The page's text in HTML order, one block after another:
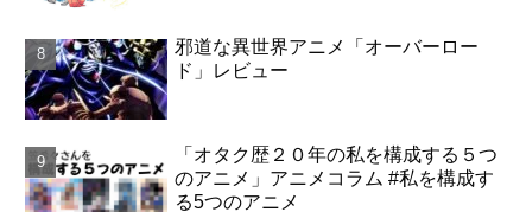
邪道な異世界アニメ「オーバーロー
ド」レビュー
「オタク歴２０年の私を構成する５つ
のアニメ」アニメコラム #私を構成す
る5つのアニメ